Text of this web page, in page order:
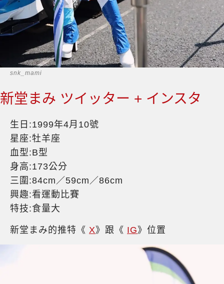
snk_mami
新堂まみ ツイッター + インスタ
生日:1999年4月10號
星座:牡羊座
血型:B型
身高:173公分
三圍:84cm／59cm／86cm
興趣:看運動比賽
特技:食量大
新堂まみ的推特《 X》跟《 IG》位置